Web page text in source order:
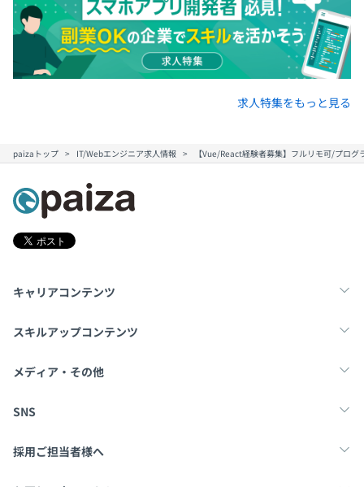
CRM開発の経験を活かし、BtoB領域での自社サービス開
発に挑戦すべく、デジタルマーケティング会社に転職。新
規事業として立ち上がったオープンDMPの設計・開発を
コアメンバーとして担当し、8,000以上のサイトに導入さ
DMPで得た知見を活かしつつ、BtoC領域でのプロダクト
開発にも挑戦したいと考え、Webメディアを運営するベン
チャー企業に転職。プライベートDMPのR&Dプロジェク
トを自ら提案・立ち上げ、PM/POとして企画立案からス
まで幅広く担当。年間1,200万人が訪問する自社メディア
のレコメンデーションエンジン（ルールベース＋機械学
習）の設計も手がけた。
「開発」にとどまらずITに関わるあらゆる領域に挑戦した
いという想いから、現職のスタートアップに1人目の社員
として参画。技術責任者兼マネージャーとして、自社サー
バーのマネジメントや技術的な意思決定をリードしてい
求人特集をもっと見る
paizaトップ IT/Webエンジニア求人情報 【Vue/React経験者募集】フルリモ可/プロ
キャリアコンテンツ
転職・キャリア
スキルアップコンテンツ
学習
メディア・その他
Tech Team Journal
SNS
X
採用ご担当者様へ